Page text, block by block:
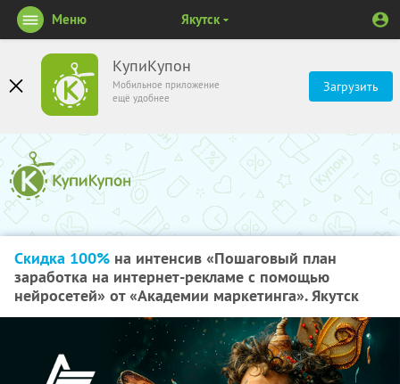
КупиКупон
Мобильное приложение
ещё удобнее
Загрузить
Меню Якутск
Скидка 100% на интенсив «Пошаговый план
заработка на интернет-рекламе с помощью
нейросетей» от «Академии маркетинга». Якутск